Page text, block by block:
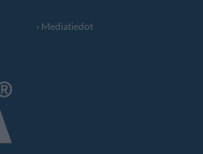
Mediatiedot